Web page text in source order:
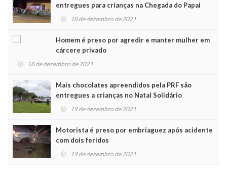
entregues para crianças na Chegada do Papai
Noel
18 de dezembro de 2021
Homem é preso por agredir e manter mulher em
cárcere privado
18 de dezembro de 2021
Mais chocolates apreendidos pela PRF são
entregues a crianças no Natal Solidário
19 de dezembro de 2021
Motorista é preso por embriaguez após acidente
com dois feridos
19 de dezembro de 2021